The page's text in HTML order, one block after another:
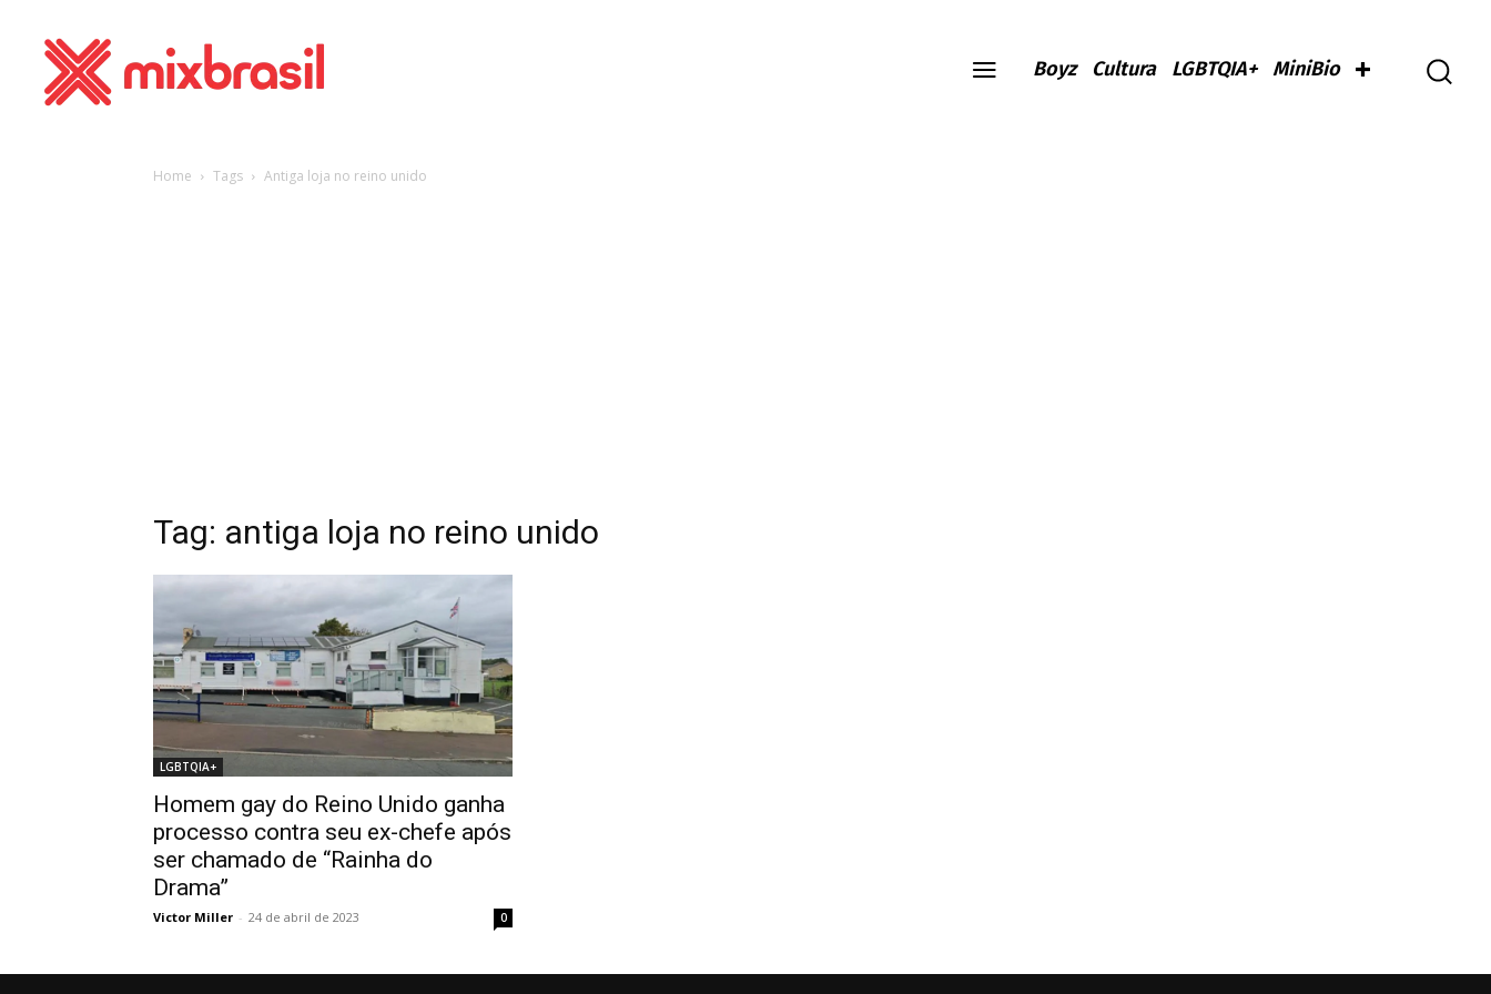
Boyz Cultura LGBTQIA+ MiniBio
Home Tags Antiga loja no reino unido
Tag: antiga loja no reino unido
LGBTQIA+
Homem gay do Reino Unido ganha
processo contra seu ex-chefe após
ser chamado de “Rainha do
Drama”
Victor Miller - 24 de abril de 2023 0